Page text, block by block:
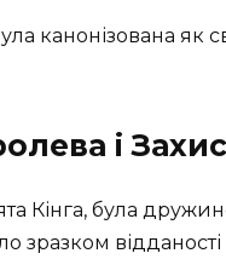
канонізована як
і
Кінга, була
зразком